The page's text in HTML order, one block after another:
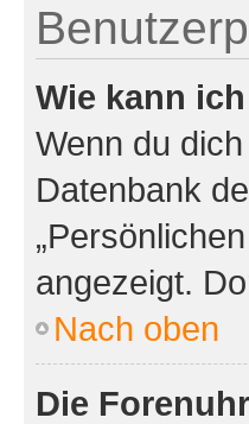
Wie kann
Wenn du
Datenbank
angezeigt.
Nach oben
Die